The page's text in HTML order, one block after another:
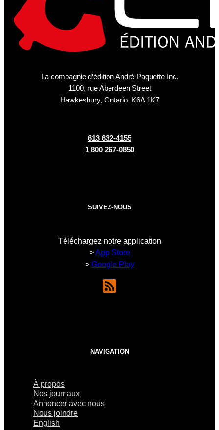
La compagnie d’édition André Paquette Inc.
1100, rue Aberdeen Street
Hawkesbury, Ontario K6A 1K7
613 632-4155
1 800 267-0850
SUIVEZ-NOUS
Téléchargez notre application
>App Store
> Google Play
NAVIGATION
À propos
Nos journaux
Annoncer avec nous
Nous joindre
English